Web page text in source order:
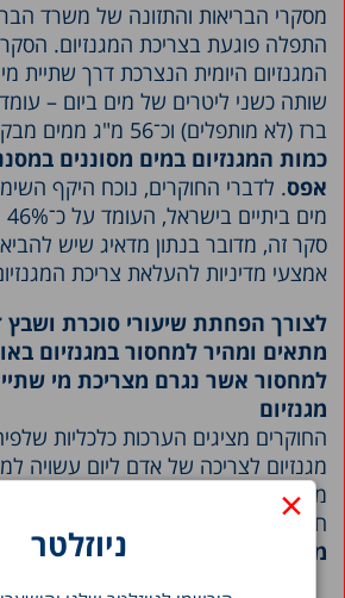
×
ניוזלטר
מסקרי הבריאות והתזונה של משרד
התפלה פוגעת בצריכת המגנזיום.
המגנזיום היומית הנצרכת דרך
ברז (לא מותפלים) וכ־56 מ"ג ממים מבקבוקים. לעומת זאת,
כמות המגנזיום במים מסוננים
אפס. לדברי החוקרים, נוכח היקף
סקר זה, מדובר בנתון מדאיג שיש
אמצעי מדיניות להעלאת צריכת
לצורך הפחתת שיעורי סוכרת ושבץ
מתאים ומהיר למחסור במגנזיום
למחסור אשר נגרם מצריכת מי
מגנזיום
חדשים של שבץ מוחי. בסך הכול
מאות מיליוני שקלים
למערכת